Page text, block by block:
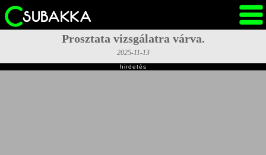
Prosztata vizsgálatra várva.
2025-11-13
hirdetés